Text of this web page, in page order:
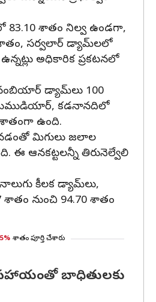
శాతం నిల్వ ఉండగా,
సర్వలార్‌ డ్యామ్‌లలో
అధికారిక ప్రకటనలో
డ్యామ్‌లు 100
కడనానదిలో
శాతంగా ఉంది.
మిగులు జలాల
ఈ ఆనకట్టలన్నీ తిరునెల్వేలి
కీలక డ్యామ్‌లు,
నుంచి 94.70 శాతం
శాతం పూర్తి చేశారు
బాధితులకు